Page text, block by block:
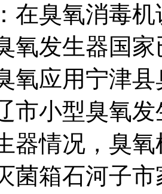
在臭氧消毒机
氧发生器国
氧应用宁津
市小型臭氧发
器情况， 臭氧
菌箱石河子